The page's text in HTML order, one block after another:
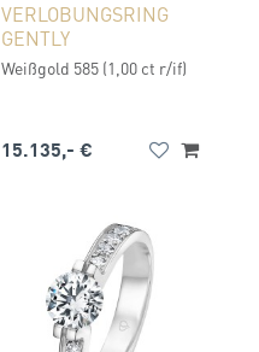
VERLOBUNGSRING
GENTLY
Weißgold 585 (1,00 ct r/if)
15.135,- €